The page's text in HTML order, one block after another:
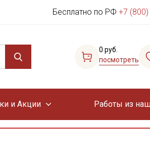
Бесплатно по РФ +7
0 руб.
посмотреть
и Акции Работы из